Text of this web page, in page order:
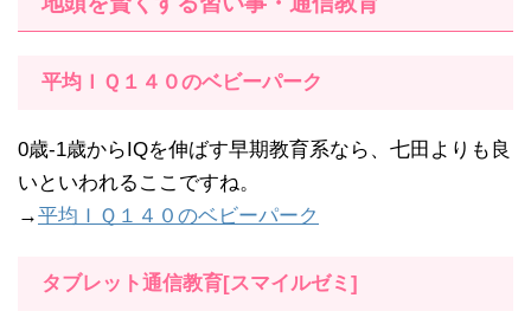
平均ＩＱ１４０のベビーパーク
0歳-1歳からIQを伸ばす早期教育系なら、七田よりも良
いといわれるここですね。
→平均ＩＱ１４０のベビーパーク
タブレット通信教育[スマイルゼミ]